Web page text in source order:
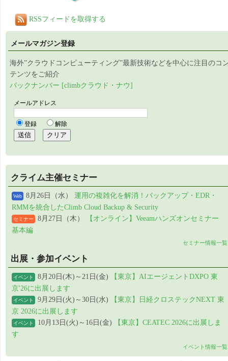
RSSフィードを取得する
メールマガジン登録
海外”クラウドコンピューティング”最新技術などを中心に注目のコ
テンツをご紹介
バックナンバー [climbクラウド・ナウ]
クライム主催セミナー
Web 8月26日（水） 運用の複雑化を解消！バックアップ・EDR・
RMMを統合したClimb Cloud Backup & Security
セミナー 8月27日（木）
【オンライン】Veeamハンズオンセミナー
基本編
セミナー情報一覧
出展・参加イベント
イベント 8月20日(木)～21日(金)
【東京】AIエージェントDXPO 東
京'26に出展します
イベント 9月29日(火)～30日(水)
【東京】日経クロステックNEXT 東
京 2026に出展します
イベント 10月13日(火)～16日(金)
【東京】CEATEC 2026に出展しま
す
イベント情報一覧